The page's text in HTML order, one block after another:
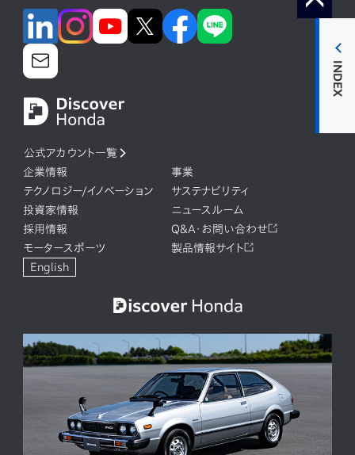
INDEX
公式アカウント一覧
企業情報
事業
テクノロジー/イノベーション
サステナビリティ
投資家情報
ニュースルーム
採用情報
Q&A・お問い合わせ
モータースポーツ
製品情報サイト
English